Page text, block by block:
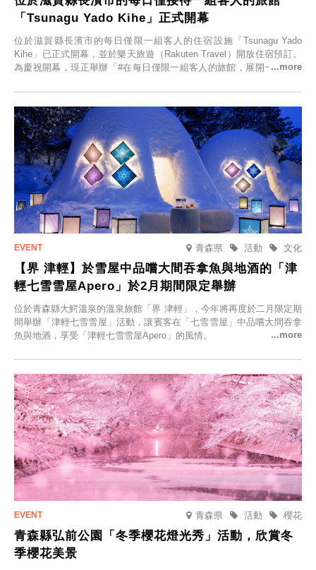
「Tsunagu Yado Kihe」正式開幕
位於滋賀縣長濱市的每日僅限一組客人的住宿設施「Tsunagu Yado
Kihe」已正式開幕，並於樂天旅遊（Rakuten Travel）開放住宿預訂。
為慶祝開幕，現正舉辦「#在每日僅限一組客人的旅館，展開一生一次
人的旅館，您才能在此與重要的人共度獨一無二的特別時光。
青森県 文化
活動
【界 津輕】於雪屋中品嚐大間吞拿魚與地酒的「津
輕七雪雪屋Apero」於2月期間限定舉辦
位於青森縣大鰐溫泉的溫泉旅館「界 津輕」，今年將再度於二月限定期
間舉辦「津輕七雪雪屋」活動，讓賓客在「七雪雪屋」中品嚐大間吞拿
魚與地酒，享受「津輕七雪雪屋Apero」的風情。
青森県 櫻花
活動
青森縣弘前公園「冬季櫻花燈光秀」活動，欣賞冬
季櫻花美景